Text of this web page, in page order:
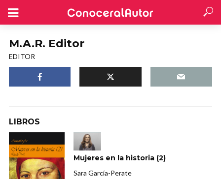
M.A.R. Editor
EDITOR
LIBROS
Mujeres en la historia (2)
Sara García-Perate